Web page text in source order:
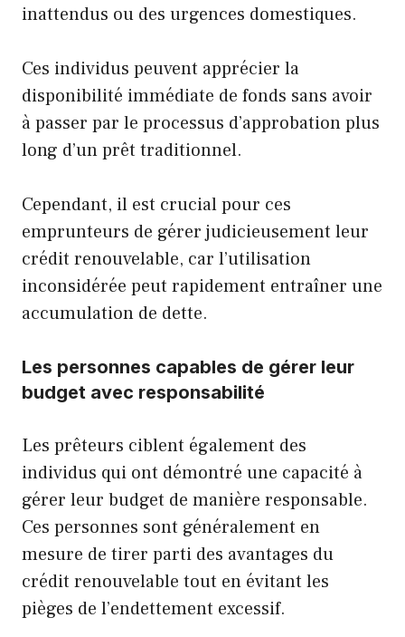
inattendus ou des urgences domestiques.
Ces individus peuvent apprécier la
disponibilité immédiate de fonds sans avoir
à passer par le processus d’approbation plus
long d’un prêt traditionnel.
Cependant, il est crucial pour ces
emprunteurs de gérer judicieusement leur
crédit renouvelable, car l’utilisation
inconsidérée peut rapidement entraîner une
accumulation de dette.
Les personnes capables de gérer leur
budget avec responsabilité
Les prêteurs ciblent également des
individus qui ont démontré une capacité à
gérer leur budget de manière responsable.
Ces personnes sont généralement en
mesure de tirer parti des avantages du
crédit renouvelable tout en évitant les
pièges de l’endettement excessif.